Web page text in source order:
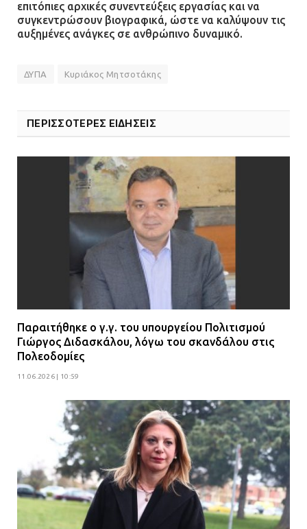
επιτόπιες αρχικές συνεντεύξεις εργασίας και να
συγκεντρώσουν βιογραφικά, ώστε να καλύψουν τις
αυξημένες ανάγκες σε ανθρώπινο δυναμικό.
ΔΥΠΑ Κυριάκος Μητσοτάκης
ΠΕΡΙΣΣΟΤΕΡΕΣ ΕΙΔΗΣΕΙΣ
Παραιτήθηκε ο γ.γ. του υπουργείου Πολιτισμού
Γιώργος Διδασκάλου, λόγω του σκανδάλου στις
Πολεοδομίες
11.06.2026 | 10:59